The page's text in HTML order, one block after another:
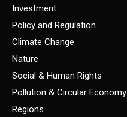
Investment
Policy and Regulation
Climate Change
Nature
Social & Human Rights
Pollution & Circular Economy
Regions